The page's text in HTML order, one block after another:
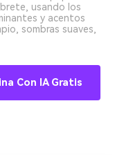
usando los
y acentos
sombras suaves,
Con IA Gratis